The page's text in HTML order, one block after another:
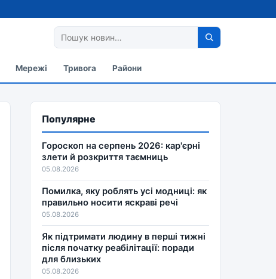
Мережі Тривога Райони
Популярне
Гороскоп на серпень 2026: кар'єрні
злети й розкриття таємниць
05.08.2026
Помилка, яку роблять усі модниці: як
правильно носити яскраві речі
05.08.2026
Як підтримати людину в перші тижні
після початку реабілітації: поради
для близьких
05.08.2026